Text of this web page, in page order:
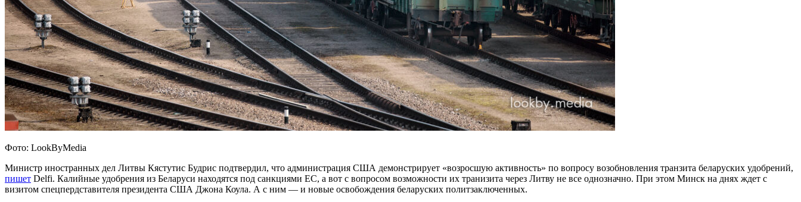
Фото: LookByMedia
Министр иностранных дел Литвы Кястутис Будрис подтвердил, что администрация США демонстрирует «возросшую активность» по вопросу возобновления транзита беларуских удобрений,
пишет Delfi. Калийные удобрения из Беларуси находятся под санкциями ЕС, а вот с вопросом возможности их транизита через Литву не все однозначно. При этом Минск на днях ждет с
визитом спецпердставителя президента США Джона Коула. А с ним — и новые освобождения беларуских политзаключенных.